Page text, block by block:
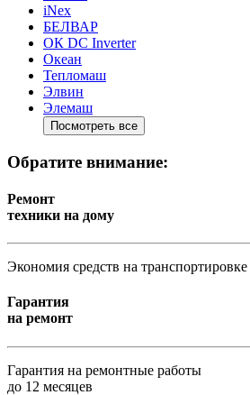
iNex
БЕЛВАР
ОК DC Inverter
Океан
Тепломаш
Элвин
Элемаш
Посмотреть все
Обратите внимание:
Ремонт
техники на дому
Экономия средств на транспортировке
Гарантия
на ремонт
Гарантия на ремонтные работы
до 12 месяцев